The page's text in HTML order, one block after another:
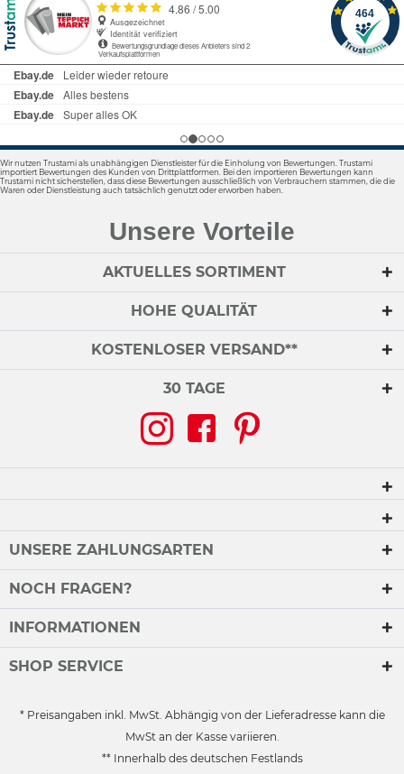
Wir nutzen Trustami als unabhängigen Dienstleister für die Einholung von Bewertungen. Trustami
importiert Bewertungen des Kunden von Drittplattformen. Bei den importieren Bewertungen kann
Trustami nicht sicherstellen, dass diese Bewertungen ausschließlich von Verbrauchern stammen, die die
Waren oder Dienstleistung auch tatsächlich genutzt oder erworben haben.
Unsere Vorteile
AKTUELLES SORTIMENT
HOHE QUALITÄT
KOSTENLOSER VERSAND**
30 TAGE
UNSERE ZAHLUNGSARTEN
NOCH FRAGEN?
INFORMATIONEN
SHOP SERVICE
* Preisangaben inkl. MwSt. Abhängig von der Lieferadresse kann die
MwSt an der Kasse variieren.
** Innerhalb des deutschen Festlands